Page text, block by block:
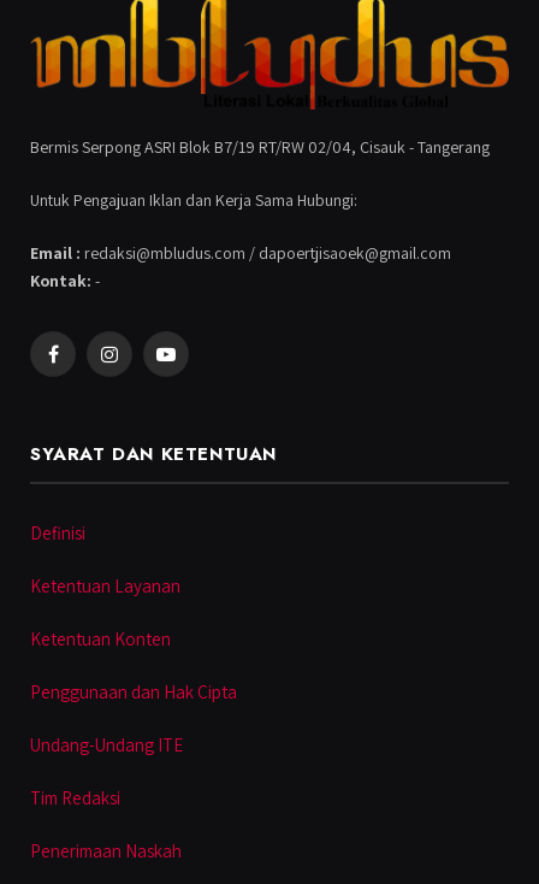
Bermis Serpong ASRI Blok B7/19 RT/RW 02/04, Cisauk - Tangerang
Untuk Pengajuan Iklan dan Kerja Sama Hubungi:
Email : redaksi@mbludus.com / dapoertjisaoek@gmail.com
Kontak: -
FacebookInstagramYouTube
SYARAT DAN KETENTUAN
Definisi
Ketentuan Layanan
Ketentuan Konten
Penggunaan dan Hak Cipta
Undang-Undang ITE
Tim Redaksi
Penerimaan Naskah